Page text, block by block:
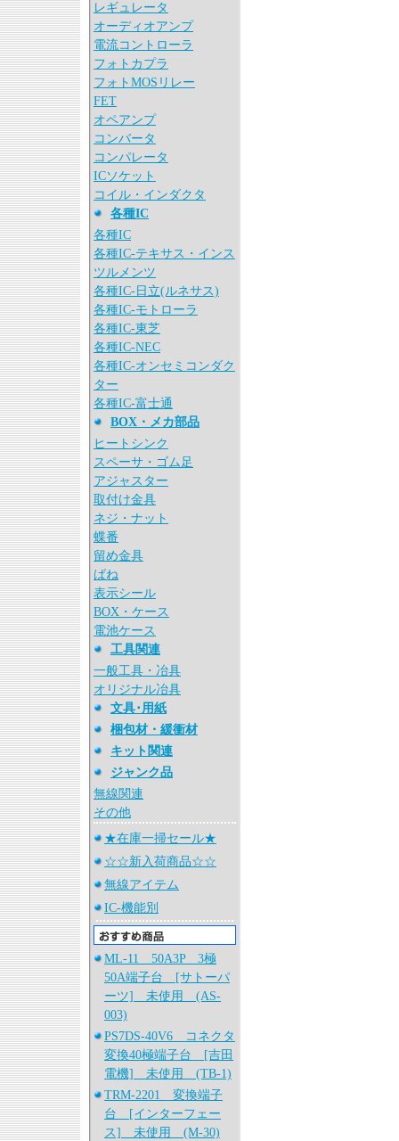
レギュレータ
オーディオアンプ
電流コントローラ
フォトカプラ
フォトMOSリレー
FET
オペアンプ
コンバータ
コンパレータ
ICソケット
コイル・インダクタ
各種IC
各種IC
各種IC-テキサス・インス
ツルメンツ
各種IC-日立(ルネサス)
各種IC-モトローラ
各種IC-東芝
各種IC-NEC
各種IC-オンセミコンダク
ター
各種IC-富士通
BOX・メカ部品
ヒートシンク
スペーサ・ゴム足
アジャスター
取付け金具
ネジ・ナット
蝶番
留め金具
ばね
表示シール
BOX・ケース
電池ケース
工具関連
一般工具・冶具
オリジナル冶具
文具･用紙
梱包材・緩衝材
キット関連
ジャンク品
無線関連
その他
★在庫一掃セール★
☆☆新入荷商品☆☆
無線アイテム
IC-機能別
ML-11 50A3P 3極
50A端子台 [サトーパ
ーツ] 未使用 (AS-
003)
PS7DS-40V6 コネクタ
変換40極端子台 [吉田
電機] 未使用 (TB-1)
TRM-2201 変換端子
台 [インターフェー
ス] 未使用 (M-30)